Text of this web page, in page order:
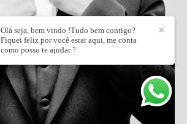
✕
Olá seja, bem vindo !Tudo bem contigo?
Fiquei feliz por você estar aqui, me conta
como posso te ajudar ?